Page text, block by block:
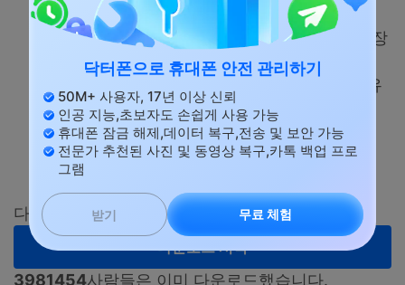
서로 다른 oss, 즉 ios를 android로 이동하는 장
치 간에 데이터를 이동합니다.
연락처, SMS, 사진, 비디오, 음악 및 더 많은 유
형을 전송합니다.
간단한 클릭 프로세스
Android 16(Win) 및 최신 iOS 26와 호환됩니
다.
다음에서 사용할 수 있습니다.
Windows
다운로드 시작
3981454사람들은 이미 다운로드했습니다.
닥터폰으로 휴대폰 안전 관리하기
50M+ 사용자, 17년 이상 신뢰
인공 지능,초보자도 손쉽게 사용 가능
휴대폰 잠금 해제,데이터 복구,전송 및 보안 가능
전문가 추천된 사진 및 동영상 복구,카톡 백업 프로
그램
받기 무료 체험